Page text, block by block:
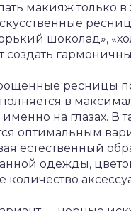
макияж только
шоколад»,
создать
ресницы
в
именно на глазах.
оптимальным
естественный
одежды,